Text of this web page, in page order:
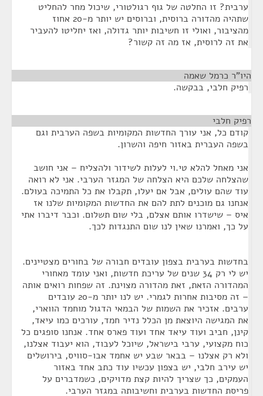
ערבית? זו החלטה של גוף רגולטורי, שיכול מחר להחליט
שתהיה מהדורה ברוסית, וברוסים יש יותר מ-20 אחוז
מהציבור, ואולי זו חשיבות יותר גדולה, ואז יחליטו להעביר
את זה לרוסית, אז מה זה קשור?
היו"ר כרמל שאמה
רפיק חלבי, בבקשה.
רפיק חלבי
קודם כל, אני עורך החדשות המקומיות בשפה הערבית וגם
בשפה העברית באזור חיפה והשרון.
אני מאחל להלא טי.וי לעלות לשידור ולהצליח – אני חושב
שהצלחה שלכם היא הצלחה של המגזר הערבי. אני לא רואה
עוד שהם עולים, אבל אם יעלו, תקבלו את כל התמיכה בעולם.
אנחנו גם מוכנים לתת להם את החדשות המקומיות שלנו אז
איס – שישדרו אותם אצלם, בלי שום תשלום. וכבר דיברו אתי
על כך, ואמרנו שאין לנו שום התנגדות לכך.
בחדשות בערבית בצפון עובדים חבורה של בחורים מצטיינים.
יש לי רק 34 שנים של עריכת חדשות, ואני עומד מאחורי
המהדורה הזאת, זאת מהדורה מצוינת. זה שפחות רואים אותה
– זה מסיבות אחרות לגמרי. יש לנו יותר מ-20 עובדים
ערבים. אזכיר את השמות של הבמאי הדגול מוחמד הווארי,
את המגישה היוצאת מן הכלל נדיר חמד, עורכים כמו עיאד,
קינן, חביב ועוד עיאד אחד ועוד פארס אחד. אנחנו סופגים כל
כוח מקצועי, ערבי בישראל, שיוכל לעבוד, הוא יעבוד אצלנו,
ולא רק אצלנו – בבאר שבע יש אחמד אבו-סוויס, בירושלים
יש עירב חלבי, יש בצפון עכשיו עוד כתב אחד באזור
העמקים, כך שצריך להיות קצת מדויקים, כשמדברים על
פריסת החדשות בערבית וחשיבותה במגזר הערבי.